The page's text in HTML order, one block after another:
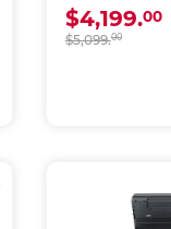
Wi-Fi
$4,199.00
$5,099.00